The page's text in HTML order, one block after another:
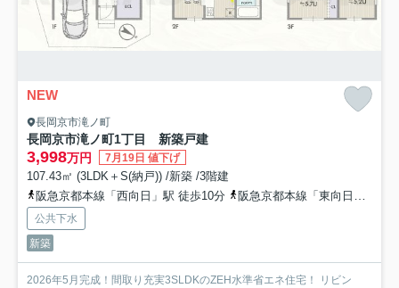
NEW
長岡京市滝ノ町
長岡京市滝ノ町1丁目 新築戸建
3,998万円 7月19日 値下げ
107.43㎡ (3LDK＋S(納戸)) /新築 /3階建
阪急京都本線「西向日」駅 徒歩10分
阪急京都本線「東向日」駅 徒歩23分
公共下水
新築
2026年5月完成！間取り充実3SLDKのZEH水準省エネ住宅！ リビン